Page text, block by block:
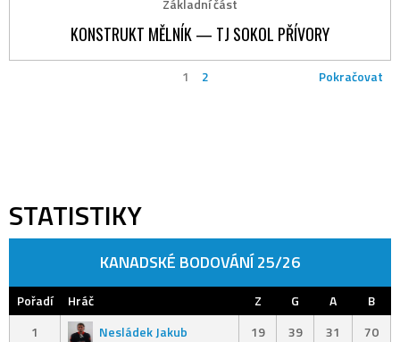
KONSTRUKT MĚLNÍK — TJ SOKOL PŘÍVORY
1 2 Pokračovat
STATISTIKY
KANADSKÉ BODOVÁNÍ 25/26
Pořadí Hráč Z G A
B
1
Nesládek Jakub 19 39 31
70